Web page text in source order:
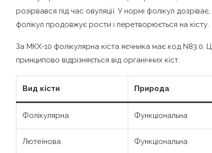
розірвався під час овуляції. У нормі фолікул
фолікул продовжує рости і перетворюється на кісту.
За МКХ-10 фолікулярна кіста яєчника має код N83.0.
принципово відрізняється від органічних кіст.
Вид кісти Природа
Фолікулярна Функціональна
Лютеїнова Функціональна